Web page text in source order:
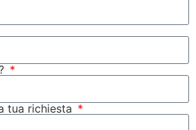
tua richiesta